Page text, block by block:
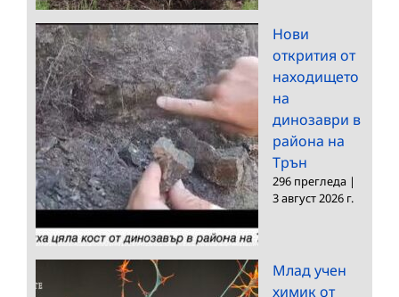
Нови
открития от
находището
на
динозаври в
района на
Трън
296 прегледа |
3 август 2026 г.
Млад учен
химик от